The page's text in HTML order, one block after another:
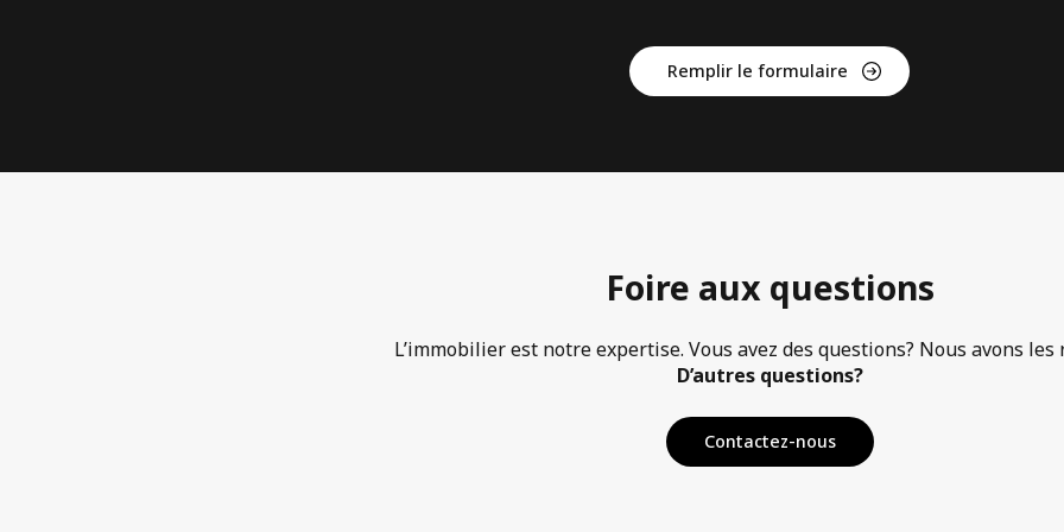
Remplir le formulaire
Foire aux questions
L’immobilier est notre expertise. Vous avez des questions? Nous avons les
D’autres questions?
Contactez-nous